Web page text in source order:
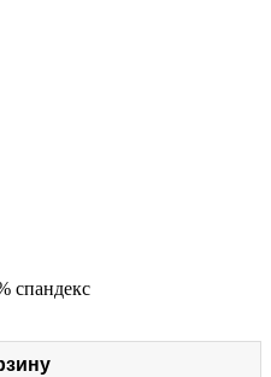
спандекс